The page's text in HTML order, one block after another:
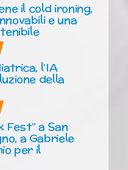
il cold ironing,
e una
l’IA
della
Fest” a San
a Gabriele
per il